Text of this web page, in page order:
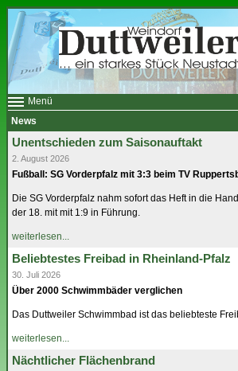
Menü
Das Dorf
Vereine
Weinbau
Gewerbe
Gastgeber
A bis Z
Neustadt
Impressum
News
Unentschieden zum Saisonauftakt
2. August 2026
Fußball: SG Vorderpfalz mit 3:3 beim TV
Die SG Vorderpfalz nahm sofort das Heft in die
der 18. mit mit 1:9 in Führung.
weiterlesen...
Beliebtestes Freibad in Rheinland-Pfalz
30. Juli 2026
Über 2000 Schwimmbäder verglichen
Das Duttweiler Schwimmbad ist das beliebteste
weiterlesen...
Nächtlicher Flächenbrand